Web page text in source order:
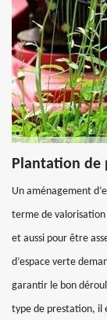
Plantation de
Un aménagement
terme de valorisation
et aussi pour être
d’espace verte
garantir le bon
type de prestation, il